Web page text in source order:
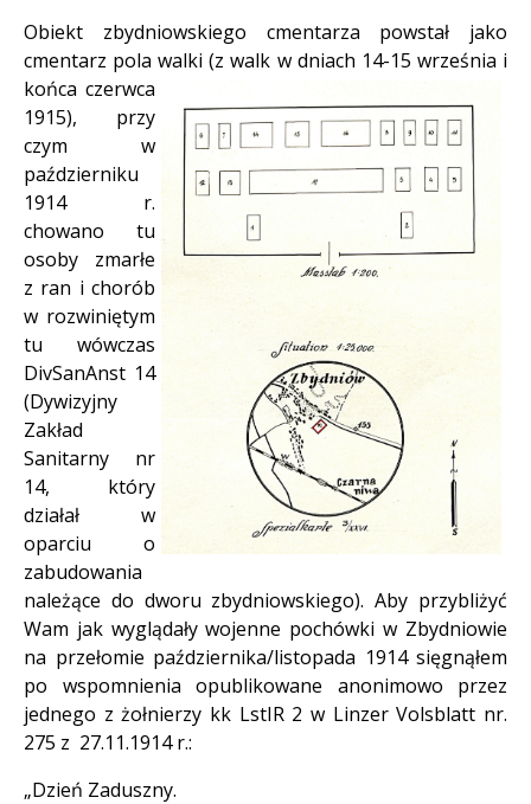
Obiekt zbydniowskiego cmentarza powstał jako
cmentarz pola walki (z walk w dniach 14-15 września i
końca czerwca
1915), przy
czym w
październiku
1914 r.
chowano tu
osoby zmarłe
z ran i chorób
w rozwiniętym
tu wówczas
DivSanAnst 14
(Dywizyjny
Zakład
Sanitarny nr
14, który
działał w
oparciu o
zabudowania
należące do dworu zbydniowskiego). Aby przybliżyć
Wam jak wyglądały wojenne pochówki w Zbydniowie
na przełomie października/listopada 1914 sięgnąłem
po wspomnienia opublikowane anonimowo przez
jednego z żołnierzy kk LstIR 2 w Linzer Volsblatt nr.
275 z 27.11.1914 r.:
„Dzień Zaduszny.